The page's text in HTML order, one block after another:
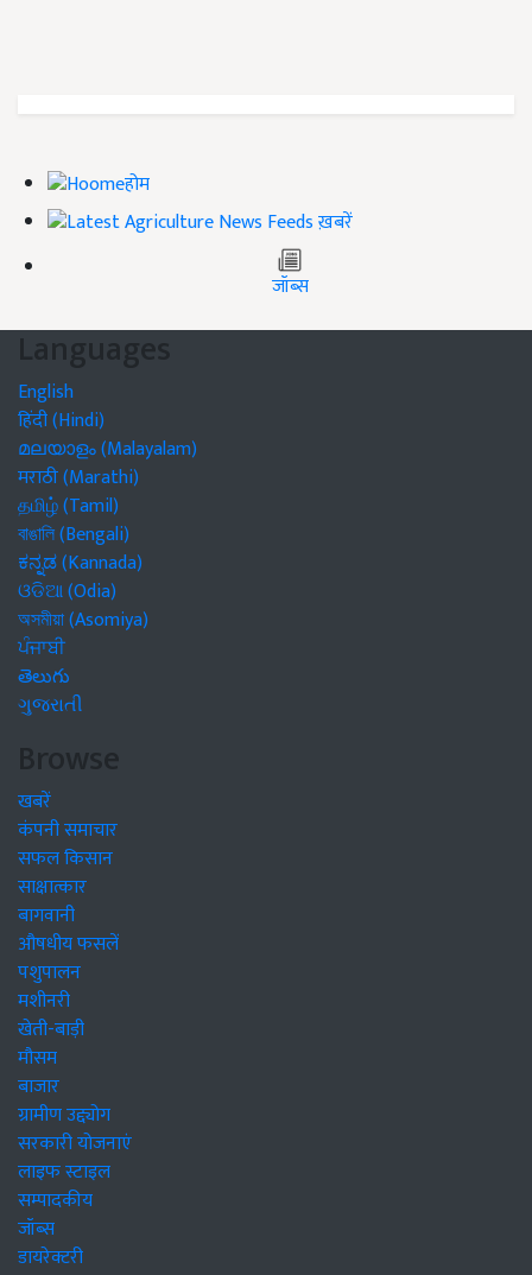
होम
ख़बरें
जॉब्स
Languages
English
हिंदी (Hindi)
മലയാളം (Malayalam)
मराठी (Marathi)
தமிழ் (Tamil)
বাঙালি (Bengali)
ಕನ್ನಡ (Kannada)
ଓଡିଆ (Odia)
অসমীয়া (Asomiya)
ਪੰਜਾਬੀ
తెలుగు
ગુજરાતી
Browse
खबरें
कंपनी समाचार
सफल किसान
साक्षात्कार
बागवानी
औषधीय फसलें
पशुपालन
मशीनरी
खेती-बाड़ी
मौसम
बाजार
ग्रामीण उद्द्योग
सरकारी योजनाएं
लाइफ स्टाइल
सम्पादकीय
जॉब्स
डायरेक्टरी